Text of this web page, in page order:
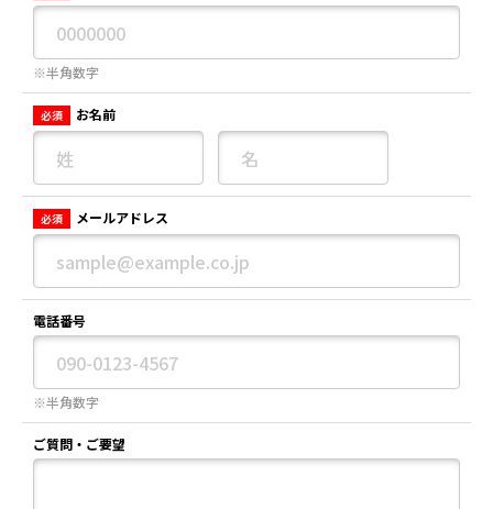
※半角数字
必須 お名前
必須 メールアドレス
電話番号
※半角数字
ご質問・ご要望